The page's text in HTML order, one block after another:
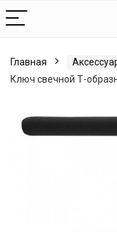
Главная
Ключ свечной Т-